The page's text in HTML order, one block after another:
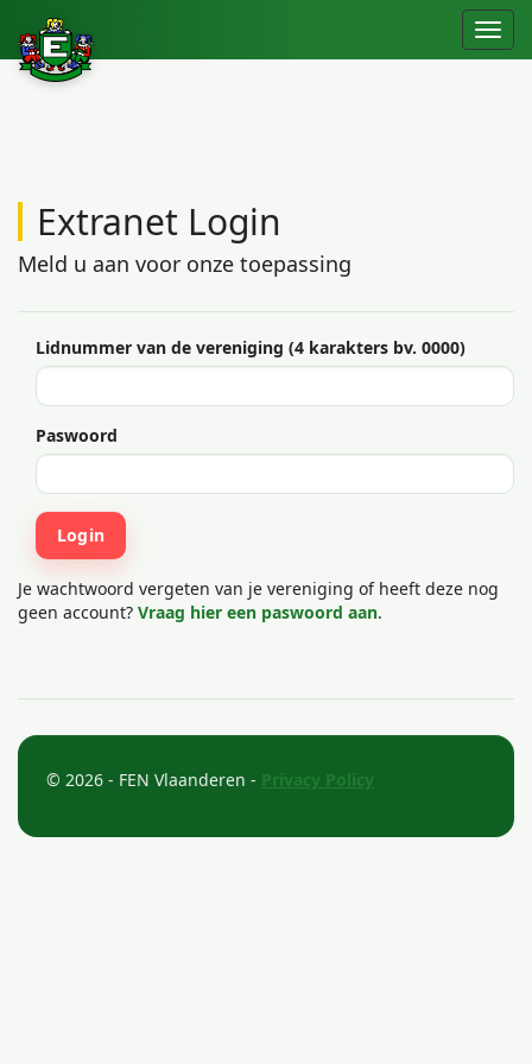
Extranet Login
Meld u aan voor onze toepassing
Lidnummer van de vereniging (4 karakters bv. 0000)
Paswoord
Je wachtwoord vergeten van je vereniging of heeft deze nog
geen account? Vraag hier een paswoord aan.
© 2026 - FEN Vlaanderen - Privacy Policy